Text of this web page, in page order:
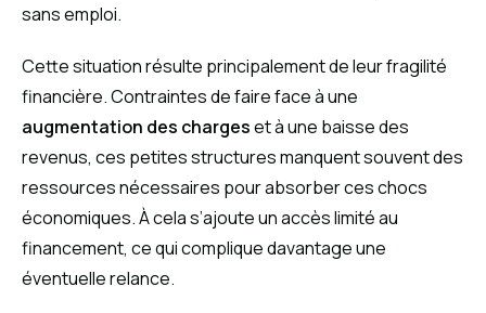
sans emploi.
Cette situation résulte principalement de leur fragilité
financière. Contraintes de faire face à une
augmentation des chargeset à une baisse des
revenus, ces petites structures manquent souvent des
ressources nécessaires pour absorber ces chocs
économiques. À cela s’ajoute un accès limité au
financement, ce qui complique davantage une
éventuelle relance.